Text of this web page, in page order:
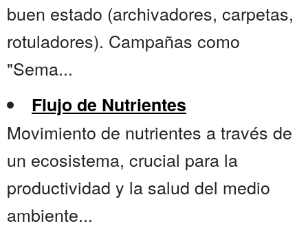
buen estado (archivadores, carpetas,
rotuladores). Campañas como
"Sema...
Flujo de Nutrientes
Movimiento de nutrientes a través de
un ecosistema, crucial para la
productividad y la salud del medio
ambiente...